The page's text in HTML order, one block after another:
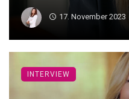
17. November 2023
INTERVIEW